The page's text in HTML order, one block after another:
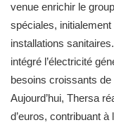
venue enrichir le
spéciales,
installations
intégré l’électricité
besoins croissants de
Aujourd’hui, Thersa
d’euros, contribuant